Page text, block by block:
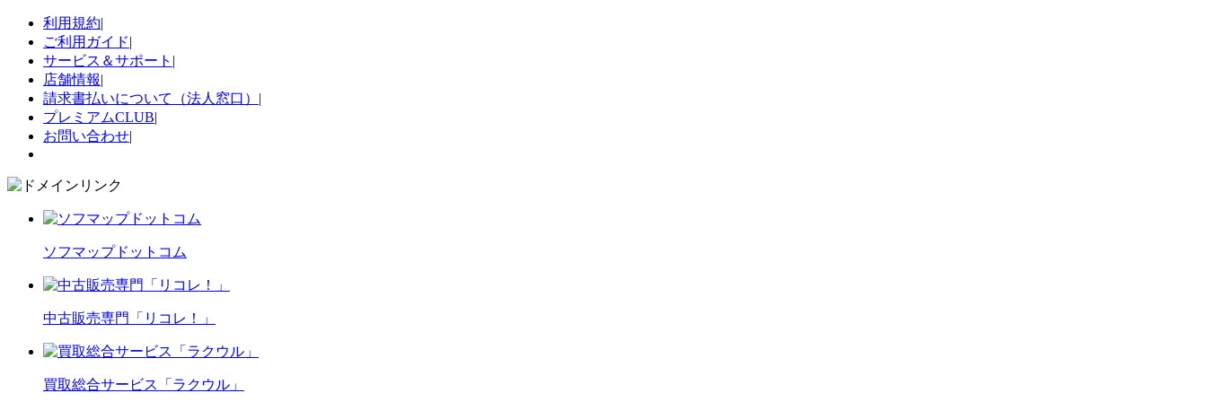
利用規約|
ご利用ガイド|
サービス＆サポート |
店舗情報|
請求書払いについて（法人窓口） |
プレミアムCLUB|
お問い合わせ|
ソフマップドットコム
中古販売専門「リコレ！」
買取総合サービス「ラクウル」